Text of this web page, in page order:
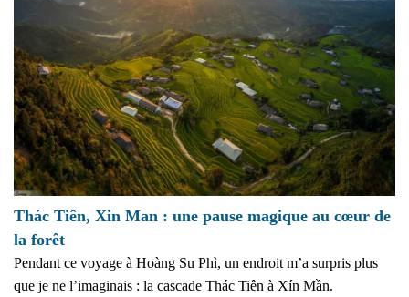
Thác Tiên, Xin Man : une pause magique au cœur de
la forêt
Pendant ce voyage à Hoàng Su Phì, un endroit m’a surpris plus
que je ne l’imaginais : la cascade Thác Tiên à Xín Mần.